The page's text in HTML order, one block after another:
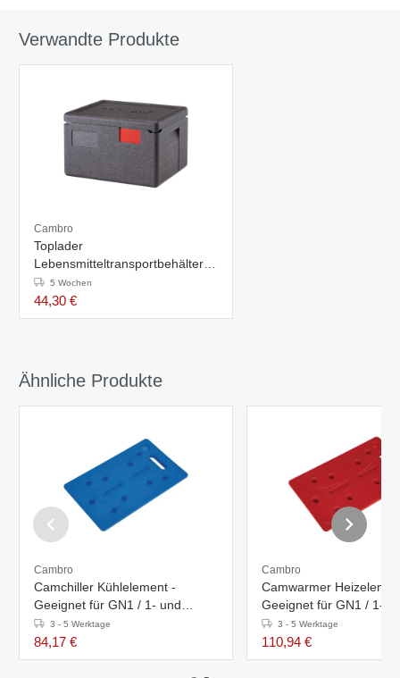
Verwandte Produkte
Cambro
Toplader
Lebensmitteltransportbehälter -
16,9 Liter - 1x GN 1/2 - Tiefe
150 mm
5 Wochen
44,30 €
Ähnliche Produkte
Cambro
Camchiller Kühlelement -
Geeignet für GN1 / 1- und
600x400mm-Behälter
3 - 5 Werktage
84,17 €
Cambro
Camwarmer
Geeignet für GN1 / 1-
600x400mm-Behälter
3 - 5 Werktage
110,94 €